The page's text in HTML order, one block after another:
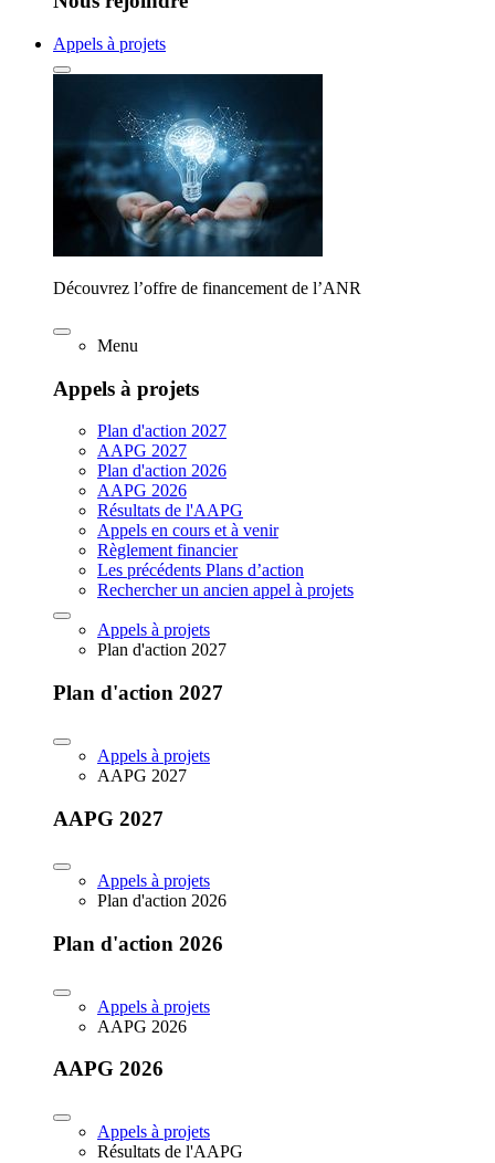
Appels à projets
Découvrez l’offre de financement de l’ANR
Menu
Appels à projets
Plan d'action 2027
AAPG 2027
Plan d'action 2026
AAPG 2026
Résultats de l'AAPG
Appels en cours et à venir
Règlement financier
Les précédents Plans d’action
Rechercher un ancien appel à projets
Appels à projets
Plan d'action 2027
Plan d'action 2027
Appels à projets
AAPG 2027
AAPG 2027
Appels à projets
Plan d'action 2026
Plan d'action 2026
Appels à projets
AAPG 2026
AAPG 2026
Appels à projets
Résultats de l'AAPG